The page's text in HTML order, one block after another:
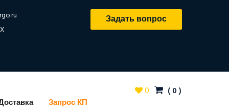
Задать вопрос
Запрос КП
0 ( 0)